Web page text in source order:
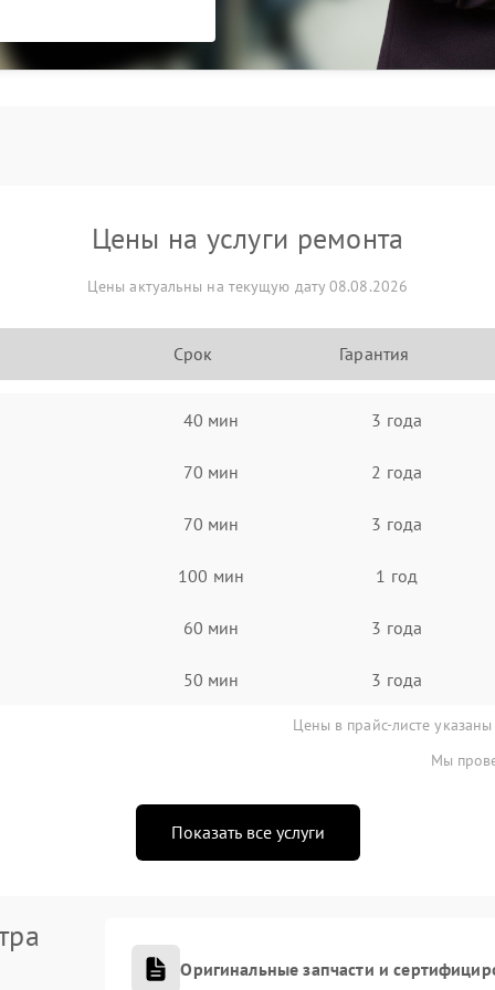
Цены на услуги ремонта
Цены актуальны на текущую дату 08.08.2026
Срок Гарантия
40 мин 3 года
70 мин 2 года
70 мин 3 года
100 мин 1 год
60 мин 3 года
50 мин 3 года
Цены в прайс-листе
Мы
Показать все услуги
Оригинальные запчасти и